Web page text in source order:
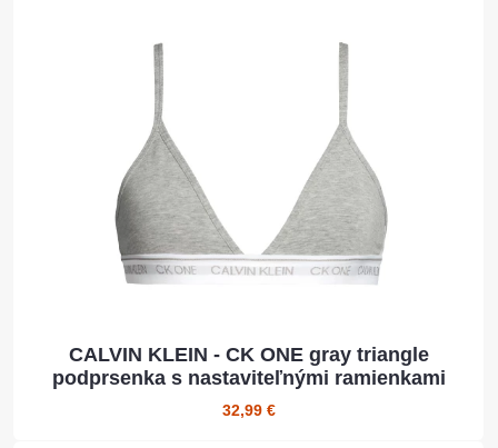
CALVIN KLEIN - CK ONE gray triangle
podprsenka s nastaviteľnými ramienkami
32,99 €